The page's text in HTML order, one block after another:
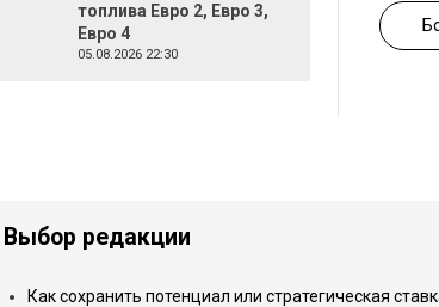
топлива Евро 2, Евро 3,
Евро 4
05.08.2026 22:30
Выбор редакции
Как сохранить потенциал или стратегическая